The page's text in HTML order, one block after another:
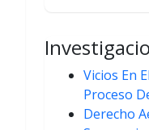
Vicios En
Proceso
Derecho